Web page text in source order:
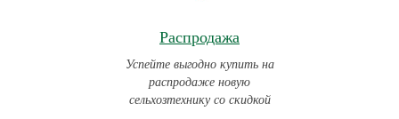
Распродажа
Успейте выгодно купить на
распродаже новую
сельхозтехнику со скидкой